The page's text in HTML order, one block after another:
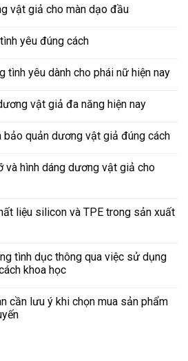
vật giả cho màn dạo đầu
yêu đúng cách
tình yêu dành cho phái nữ hiện nay
vật giả đa năng hiện nay
bảo quản dương vật giả đúng cách
và hình dáng dương vật giả cho
liệu silicon và TPE trong sản xuất
tình dục thông qua việc sử dụng
khoa học
cần lưu ý khi chọn mua sản phẩm